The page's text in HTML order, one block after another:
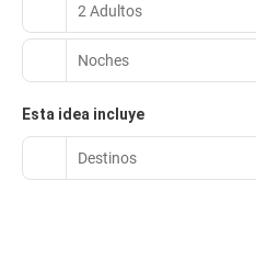
2 Adultos
Noches
Esta idea incluye
Destinos